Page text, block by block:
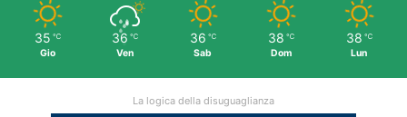
35 ℃
Gio
36 ℃
Ven
36 ℃
Sab
38 ℃
Dom
38 ℃
Lun
La logica della disuguaglianza